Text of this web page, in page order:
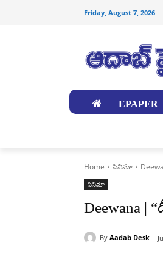
Friday, August 7, 2026
EPAPER
Home సినిమా
సినిమా
Deewana
By Aadab Desk